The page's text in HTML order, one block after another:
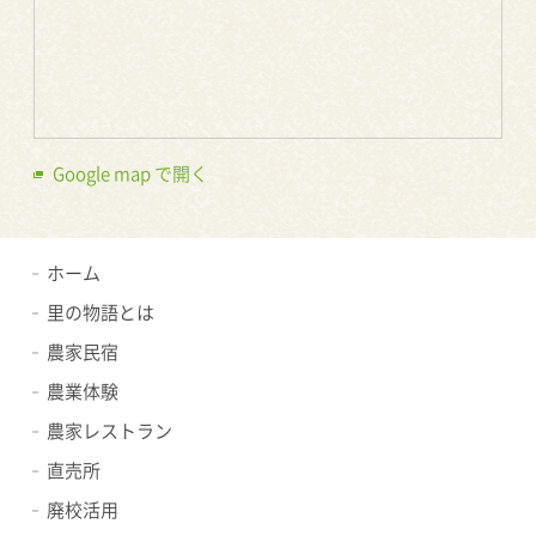
Google map で開く
ホーム
里の物語とは
農家民宿
農業体験
農家レストラン
直売所
廃校活用